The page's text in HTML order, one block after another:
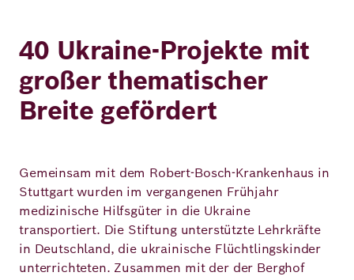
40 Ukraine-Projekte mit
großer thematischer
Breite gefördert
Gemeinsam mit dem Robert-Bosch-Krankenhaus in
Stuttgart wurden im vergangenen Frühjahr
medizinische Hilfsgüter in die Ukraine
transportiert. Die Stiftung unterstützte Lehrkräfte
in Deutschland, die ukrainische Flüchtlingskinder
unterrichteten. Zusammen mit der der Berghof